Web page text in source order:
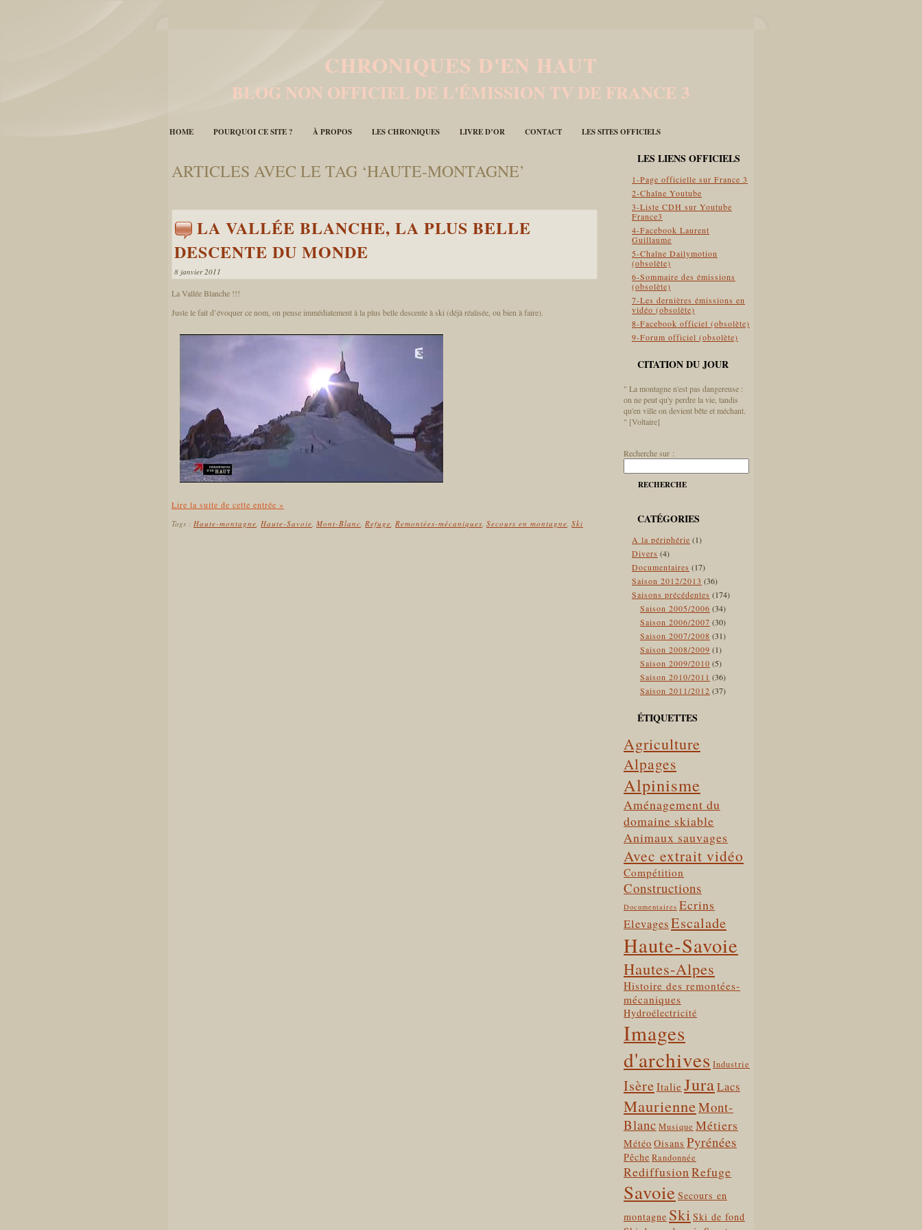
CHRONIQUES D'EN HAUT
BLOG NON OFFICIEL DE L'ÉMISSION TV DE FRANCE 3
HOME POURQUOI CE SITE ? À PROPOS LES CHRONIQUES LIVRE D’OR CONTACT LES SITES OFFICIELS
ARTICLES AVEC LE TAG ‘HAUTE-MONTAGNE’
LA VALLÉE BLANCHE, LA PLUS BELLE
DESCENTE DU MONDE
8 janvier 2011
La Vallée Blanche !!!
Juste le fait d’évoquer ce nom, on pense immédiatement à la plus belle descente à ski (déjà réalisée, ou bien à faire).
Lire la suite de cette entrée »
Tags : Haute-montagne, Haute-Savoie, Mont-Blanc, Refuge, Remontées-mécaniques, Secours en montagne, Ski
LES LIENS OFFICIELS
1-Page officielle sur France 3
2-Chaîne Youtube
3-Liste CDH sur Youtube
France3
4-Facebook Laurent
Guillaume
5-Chaîne Dailymotion
(obsolète)
6-Sommaire des émissions
(obsolète)
7-Les dernières émissions en
vidéo (obsolète)
8-Facebook officiel (obsolète)
9-Forum officiel (obsolète)
CITATION DU JOUR
" La montagne n'est pas dangereuse :
on ne peut qu'y perdre la vie, tandis
qu'en ville on devient bête et méchant.
" [Voltaire]
Recherche sur :
RECHERCHE
CATÉGORIES
A la périphérie (1)
Divers (4)
Documentaires (17)
Saison 2012/2013 (36)
Saisons précédentes (174)
Saison 2005/2006 (34)
Saison 2006/2007 (30)
Saison 2007/2008 (31)
Saison 2008/2009 (1)
Saison 2009/2010 (5)
Saison 2010/2011 (36)
Saison 2011/2012 (37)
ÉTIQUETTES
Agriculture
Alpages
Alpinisme
Aménagement du
domaine skiable
Animaux sauvages
Avec extrait vidéo
Compétition
Constructions
Documentaires Ecrins
ElevagesEscalade
Haute-Savoie
Hautes-Alpes
Histoire des remontées-
mécaniques
Hydroélectricité
Images
d'archives Industrie
Isère Italie JuraLacs
MaurienneMont-
Blanc Musique Métiers
Météo Oisans Pyrénées
Pêche Randonnée
RediffusionRefuge
Savoie Secours en
montagne Ski Ski de fond